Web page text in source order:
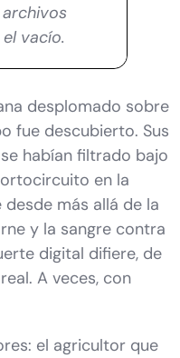
vacío.
desplomado sobre
fue descubierto. Sus
habían filtrado bajo
en la
más allá de la
y la sangre contra
digital difiere, de
A veces, con
el agricultor que